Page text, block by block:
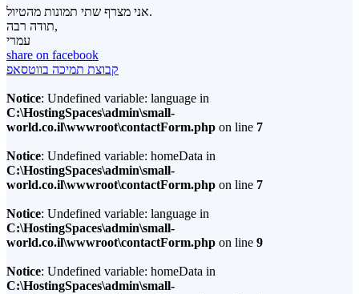
אני מצרף שתי תמונות מהטיול.
תודה רבה,
עמרי
share on facebook
קבוצת תמיכה בווטסאפ
Notice: Undefined variable: language in
C:\HostingSpaces\admin\small-
world.co.il\wwwroot\contactForm.php on line 7
Notice: Undefined variable: homeData in
C:\HostingSpaces\admin\small-
world.co.il\wwwroot\contactForm.php on line 7
Notice: Undefined variable: language in
C:\HostingSpaces\admin\small-
world.co.il\wwwroot\contactForm.php on line 9
Notice: Undefined variable: homeData in
C:\HostingSpaces\admin\small-